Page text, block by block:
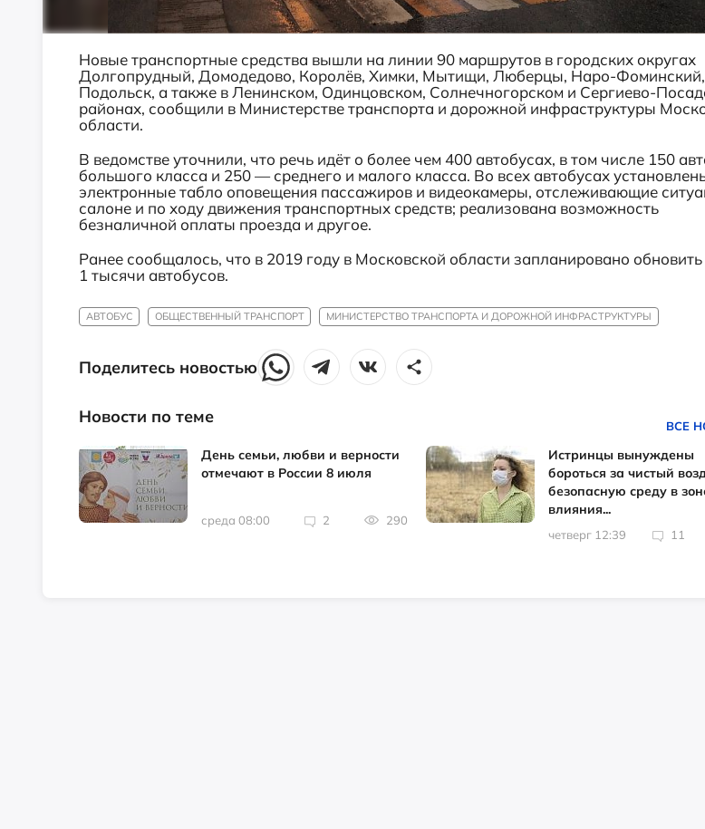
Новые транспортные средства вышли на линии 90 маршрутов в городских округах
Долгопрудный, Домодедово, Королёв, Химки, Мытищи, Люберцы, Наро-Фоминский,
Подольск, а также в Ленинском, Одинцовском, Солнечногорском и Сергиево-
районах, сообщили в Министерстве транспорта и дорожной инфраструктуры
области.
В ведомстве уточнили, что речь идёт о более чем 400 автобусах, в том числе 150
большого класса и 250 — среднего и малого класса. Во всех автобусах
электронные табло оповещения пассажиров и видеокамеры, отслеживающие
салоне и по ходу движения транспортных средств; реализована возможность
безналичной оплаты проезда и другое.
Ранее сообщалось, что в 2019 году в Московской области запланировано
1 тысячи автобусов.
АВТОБУС ОБЩЕСТВЕННЫЙ ТРАНСПОРТ МИНИСТЕРСТВО ТРАНСПОРТА И ДОРОЖНОЙ ИНФРАСТРУКТУРЫ
Поделитесь новостью
Новости по теме ВСЕ
День семьи, любви и верности
отмечают в России 8 июля
среда 08:00 2 290
Истринцы вынуждены
бороться за чистый
безопасную среду в
влияния...
четверг 12:39 11